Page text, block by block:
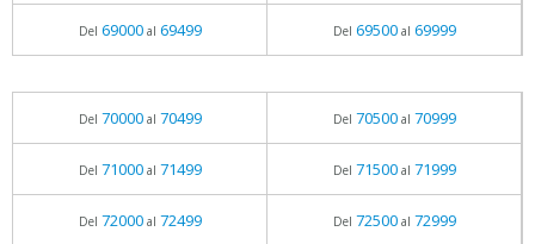
Del 69000al 69499 Del 69500al 69999
Del 70000al 70499 Del 70500al 70999
Del 71000al 71499 Del 71500al 71999
Del 72000al 72499 Del 72500al 72999